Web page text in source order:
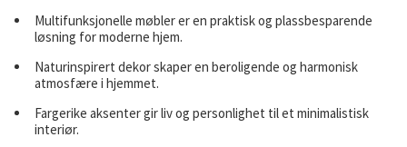
Multifunksjonelle møbler er en praktisk og plassbesparende
løsning for moderne hjem.
Naturinspirert dekor skaper en beroligende og harmonisk
atmosfære i hjemmet.
Fargerike aksenter gir liv og personlighet til et minimalistisk
interiør.